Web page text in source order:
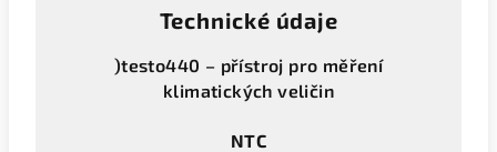
Technické údaje
)testo440 – přístroj pro měření
klimatických veličin
NTC